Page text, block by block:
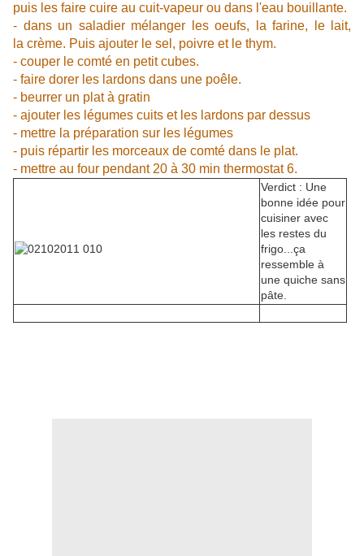
puis les faire cuire au cuit-vapeur ou dans l'eau bouillante.
- dans un saladier mélanger les oeufs, la farine, le lait,
la crème. Puis ajouter le sel, poivre et le thym.
- couper le comté en petit cubes.
- faire dorer les lardons dans une poêle.
- beurrer un plat à gratin
- ajouter les légumes cuits et les lardons par dessus
- mettre la préparation sur les légumes
- puis répartir les morceaux de comté dans le plat.
- mettre au four pendant 20 à 30 min thermostat 6.
Verdict : Une
bonne idée pour
cuisiner avec
les restes du
frigo...ça
ressemble à
une quiche sans
pâte.